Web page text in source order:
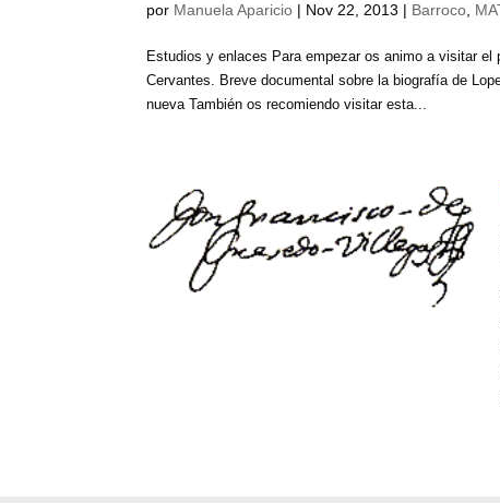
por Manuela Aparicio | Nov 22, 2013 | Barroco
Estudios y enlaces Para empezar os animo a visitar
Cervantes. Breve documental sobre la biografía de
nueva También os recomiendo visitar esta...